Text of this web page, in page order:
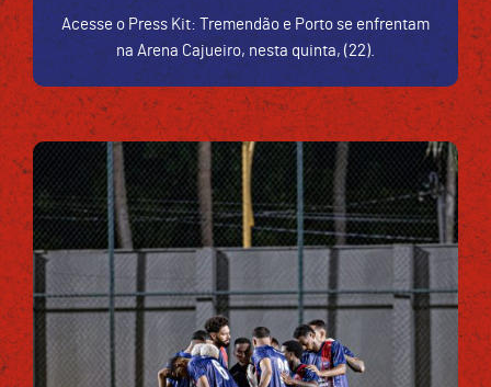
Acesse o Press Kit: Tremendão e Porto se enfrentam
na Arena Cajueiro, nesta quinta, (22).